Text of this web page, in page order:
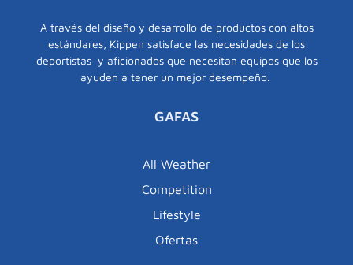
A través del diseño y desarrollo de productos con altos
estándares, Kippen satisface las necesidades de los
deportistas y aficionados que necesitan equipos que los
ayuden a tener un mejor desempeño.
GAFAS
All Weather
Competition
Lifestyle
Ofertas